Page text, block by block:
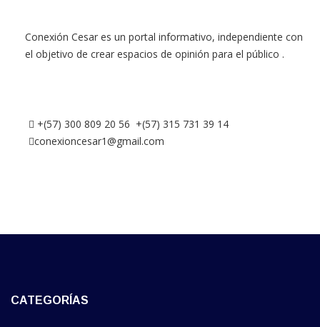
Conexión Cesar es un portal informativo, independiente con
el objetivo de crear espacios de opinión para el público .
+(57) 300 809 20 56 +(57) 315 731 39 14
conexioncesar1@gmail.com
CATEGORÍAS